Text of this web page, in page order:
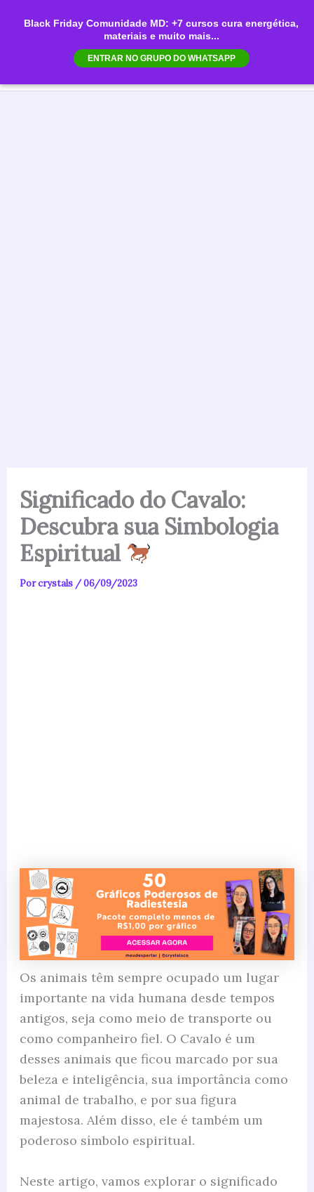
Black Friday Comunidade MD: +7 cursos cura energética,
materiais e muito mais...
ENTRAR NO GRUPO DO WHATSAPP
para
Significado do Cavalo:
Descubra sua Simbologia
Espiritual
Porcrystals /06/09/2023
Os animais têm sempre ocupado um lugar
importante na vida humana desde tempos
antigos, seja como meio de transporte ou
como companheiro fiel. O Cavalo é um
desses animais que ficou marcado por sua
beleza e inteligência, sua importância como
animal de trabalho, e por sua figura
majestosa. Além disso, ele é também um
poderoso símbolo espiritual.
Neste artigo, vamos explorar o significado